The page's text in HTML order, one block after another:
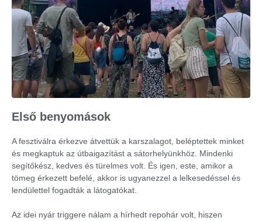
Első benyomások
A fesztiválra érkezve átvettük a karszalagot, beléptettek minket
és megkaptuk az útbaigazítást a sátorhelyünkhöz. Mindenki
segítőkész, kedves és türelmes volt. És igen, este, amikor a
tömeg érkezett befelé, akkor is ugyanezzel a lelkesedéssel és
lendülettel fogadták a látogatókat.
Az idei nyár triggere nálam a hírhedt repohár volt, hiszen